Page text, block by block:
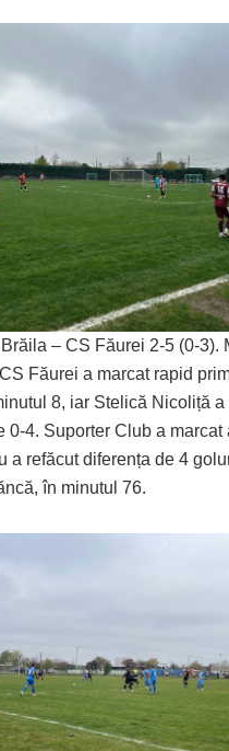
– CS Făurei 2-5 (0-
Făurei a marcat rapid
8, iar Stelică Nicoliță
0-4. Suporter Club a
a refăcut diferența de 4
în minutul 76.